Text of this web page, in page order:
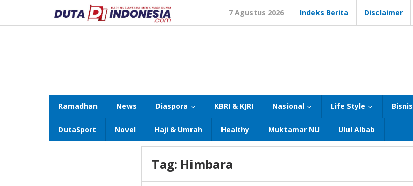
konten
7 Agustus 2026 Indeks Berita Disclaimer
Ramadhan News Diaspora KBRI & KJRI Nasional Life Style Bisnis
DutaSport Novel Haji & Umrah Healthy Muktamar NU Ulul Albab
Tag: Himbara